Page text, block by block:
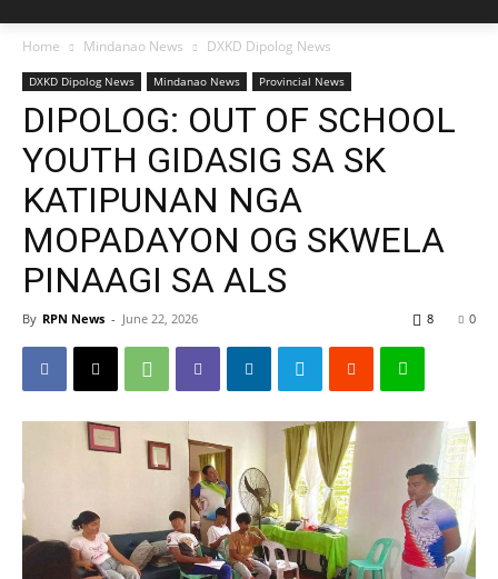
Home Mindanao News DXKD Dipolog News
DXKD Dipolog News Mindanao News Provincial News
DIPOLOG: OUT OF SCHOOL
YOUTH GIDASIG SA SK
KATIPUNAN NGA
MOPADAYON OG SKWELA
PINAAGI SA ALS
By RPN News - June 22, 2026 0
8